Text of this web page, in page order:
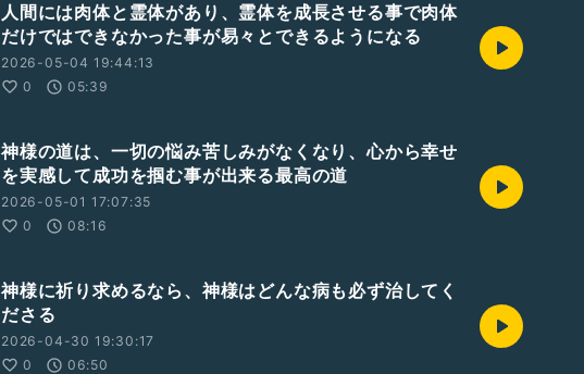
人間には肉体と霊体があり、霊体を成長させる事で肉体
だけではできなかった事が易々とできるようになる
2026-05-04 19:44:13
0
05:39
神様の道は、一切の悩み苦しみがなくなり、心から幸せ
を実感して成功を掴む事が出来る最高の道
2026-05-01 17:07:35
0
08:16
神様に祈り求めるなら、神様はどんな病も必ず治してく
ださる
2026-04-30 19:30:17
0
06:50